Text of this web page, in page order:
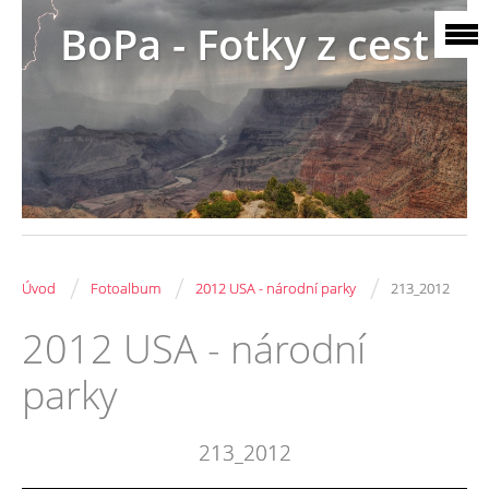
BoPa - Fotky z cest
Úvod / Fotoalbum / 2012 USA - národní parky / 213_2012
2012 USA - národní
parky
213_2012